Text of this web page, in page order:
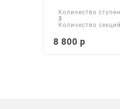
Количество
3
Количество секций
8 800 р